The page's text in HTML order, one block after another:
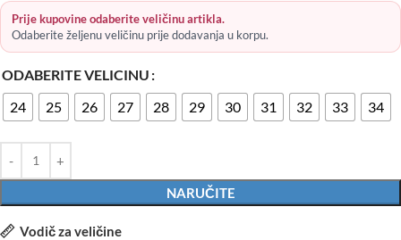
Prije kupovine odaberite veličinu artikla.
Odaberite željenu veličinu prije dodavanja u korpu.
ODABERITE VELICINU
24
25 26 27 28 29 30 31 32 33 34
NARUČITE
Vodič za veličine